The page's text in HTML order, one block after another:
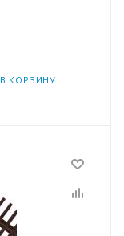
В КОРЗИНУ